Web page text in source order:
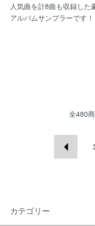
人気曲を計8曲も収録した
アルバムサンプラーです！
全480
カテゴリー